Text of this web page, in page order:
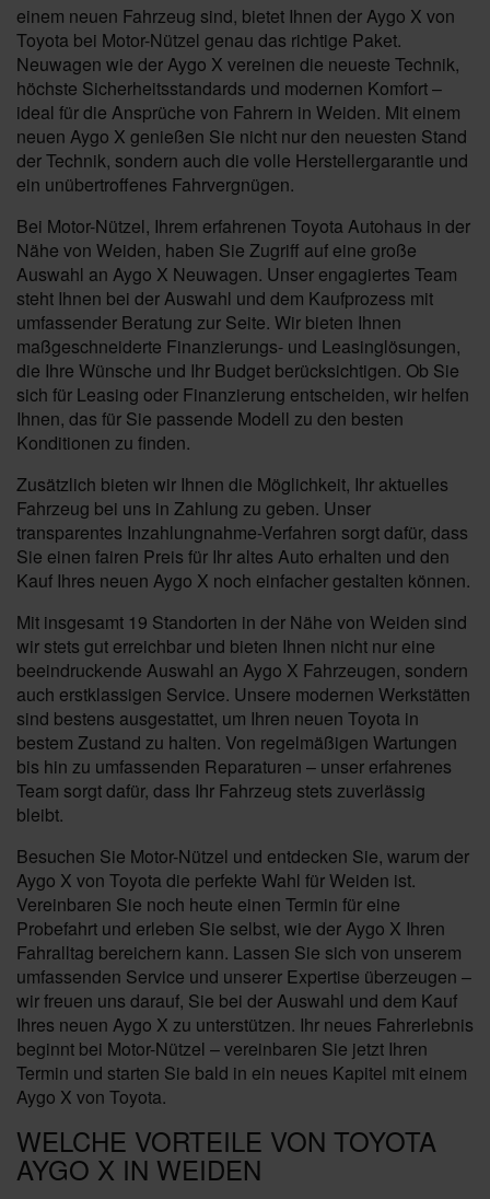
einem neuen Fahrzeug sind, bietet Ihnen der Aygo X von
Toyota bei Motor-Nützel genau das richtige Paket.
Neuwagen wie der Aygo X vereinen die neueste Technik,
höchste Sicherheitsstandards und modernen Komfort –
ideal für die Ansprüche von Fahrern in Weiden. Mit einem
neuen Aygo X genießen Sie nicht nur den neuesten Stand
der Technik, sondern auch die volle Herstellergarantie und
ein unübertroffenes Fahrvergnügen.
Bei Motor-Nützel, Ihrem erfahrenen Toyota Autohaus in der
Nähe von Weiden, haben Sie Zugriff auf eine große
Auswahl an Aygo X Neuwagen. Unser engagiertes Team
steht Ihnen bei der Auswahl und dem Kaufprozess mit
umfassender Beratung zur Seite. Wir bieten Ihnen
maßgeschneiderte Finanzierungs- und Leasinglösungen,
die Ihre Wünsche und Ihr Budget berücksichtigen. Ob Sie
sich für Leasing oder Finanzierung entscheiden, wir helfen
Ihnen, das für Sie passende Modell zu den besten
Konditionen zu finden.
Zusätzlich bieten wir Ihnen die Möglichkeit, Ihr aktuelles
Fahrzeug bei uns in Zahlung zu geben. Unser
transparentes Inzahlungnahme-Verfahren sorgt dafür, dass
Sie einen fairen Preis für Ihr altes Auto erhalten und den
Kauf Ihres neuen Aygo X noch einfacher gestalten können.
Mit insgesamt 19 Standorten in der Nähe von Weiden sind
wir stets gut erreichbar und bieten Ihnen nicht nur eine
beeindruckende Auswahl an Aygo X Fahrzeugen, sondern
auch erstklassigen Service. Unsere modernen Werkstätten
sind bestens ausgestattet, um Ihren neuen Toyota in
bestem Zustand zu halten. Von regelmäßigen Wartungen
bis hin zu umfassenden Reparaturen – unser erfahrenes
Team sorgt dafür, dass Ihr Fahrzeug stets zuverlässig
bleibt.
Besuchen Sie Motor-Nützel und entdecken Sie, warum der
Aygo X von Toyota die perfekte Wahl für Weiden ist.
Vereinbaren Sie noch heute einen Termin für eine
Probefahrt und erleben Sie selbst, wie der Aygo X Ihren
Fahralltag bereichern kann. Lassen Sie sich von unserem
umfassenden Service und unserer Expertise überzeugen –
wir freuen uns darauf, Sie bei der Auswahl und dem Kauf
Ihres neuen Aygo X zu unterstützen. Ihr neues Fahrerlebnis
beginnt bei Motor-Nützel – vereinbaren Sie jetzt Ihren
Termin und starten Sie bald in ein neues Kapitel mit einem
Aygo X von Toyota.
WELCHE VORTEILE VON TOYOTA
AYGO X IN WEIDEN